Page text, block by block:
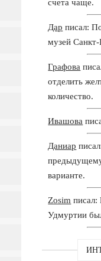
счета чаще.
Дар писал:
музей
Графова
отделить
количество.
Ивашова
Даниар
варианте.
Zosim писал:
Удмуртии